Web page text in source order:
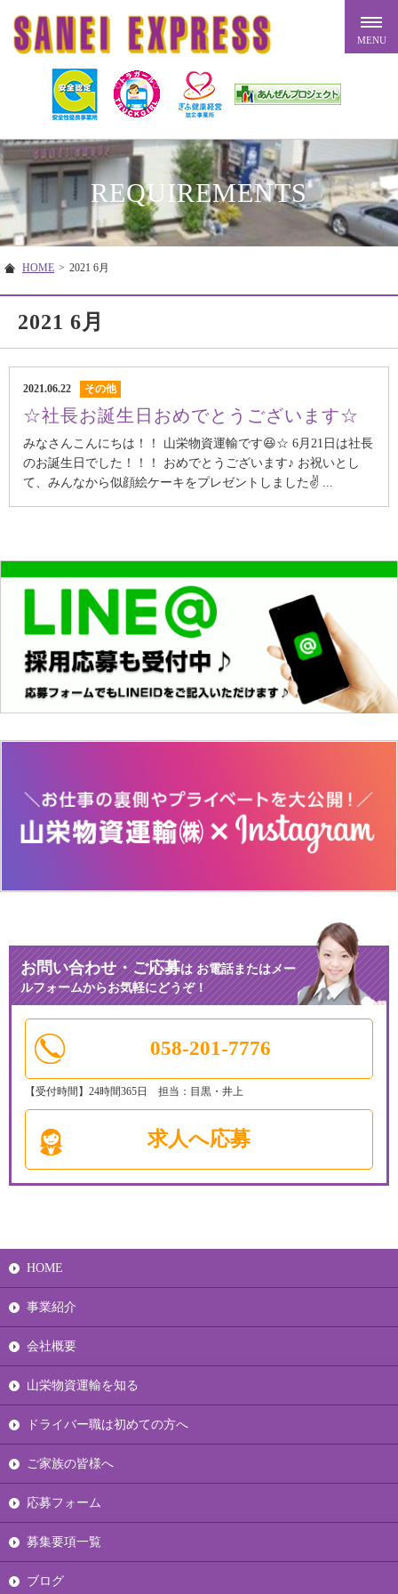
REQUIREMENTS
HOME > 2021 6月
2021 6月
2021.06.22 その他
☆社長お誕生日おめでとうございます☆
みなさんこんにちは！！ 山栄物資運輸です😆☆ 6月21日は社長
のお誕生日でした！！！ おめでとうございます♪ お祝いとし
て、みんなから似顔絵ケーキをプレゼントしました✌ ...
お問い合わせ・ご応募はお電話またはメー
ルフォームからお気軽にどうぞ！
058-201-7776
【受付時間】24時間365日 担当：目黒・井上
求人へ応募
HOME
事業紹介
会社概要
山栄物資運輸を知る
ドライバー職は初めての方へ
ご家族の皆様へ
応募フォーム
募集要項一覧
ブログ